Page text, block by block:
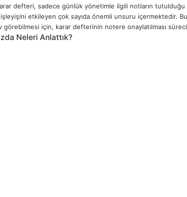
defteri, sadece günlük yönetimle ilgili notların
işleyişini etkileyen çok sayıda önemli unsuru içermektedir.
görebilmesi için, karar defterinin notere onaylatılması
Neleri Anlattık?